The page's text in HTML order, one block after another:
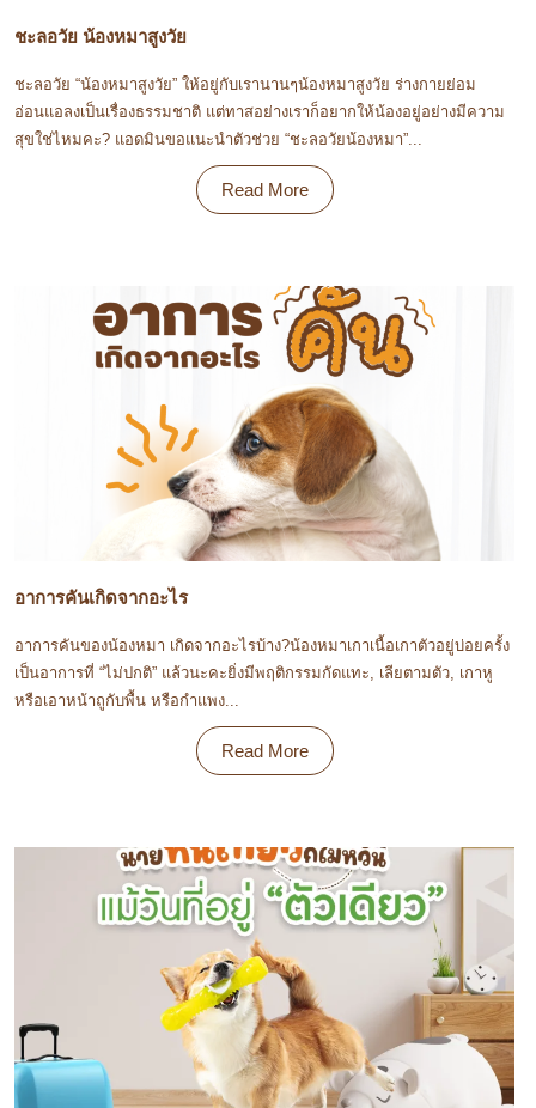
ชะลอวัย น้องหมาสูงวัย
ชะลอวัย “น้องหมาสูงวัย” ให้อยู่กับเรานานๆน้องหมาสูงวัย ร่างกายย่อม
อ่อนแอลงเป็นเรื่องธรรมชาติ แต่ทาสอย่างเราก็อยากให้น้องอยู่อย่างมีความ
สุขใช่ไหมคะ? แอดมินขอแนะนำตัวช่วย “ชะลอวัยน้องหมา”...
Read More
อาการคันเกิดจากอะไร
อาการคันของน้องหมา เกิดจากอะไรบ้าง?น้องหมาเกาเนื้อเกาตัวอยู่บ่อยครั้ง
เป็นอาการที่ “ไม่ปกติ” แล้วนะคะยิ่งมีพฤติกรรมกัดแทะ, เลียตามตัว, เกาหู
หรือเอาหน้าถูกับพื้น หรือกำแพง...
Read More